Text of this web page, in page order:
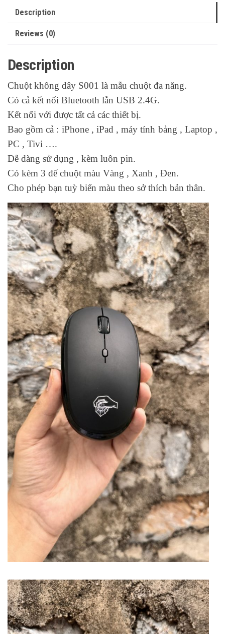
USB
quantity
Description
Reviews (0)
Description
Chuột không dây S001 là mẫu chuột đa năng.
Có cả kết nối Bluetooth lẫn USB 2.4G.
Kết nối với được tất cả các thiết bị.
Bao gồm cả : iPhone , iPad , máy tính bảng , Laptop ,
PC , Tivi ….
Dễ dàng sử dụng , kèm luôn pin.
Có kèm 3 đế chuột màu Vàng , Xanh , Đen.
Cho phép bạn tuỳ biến màu theo sở thích bản thân.